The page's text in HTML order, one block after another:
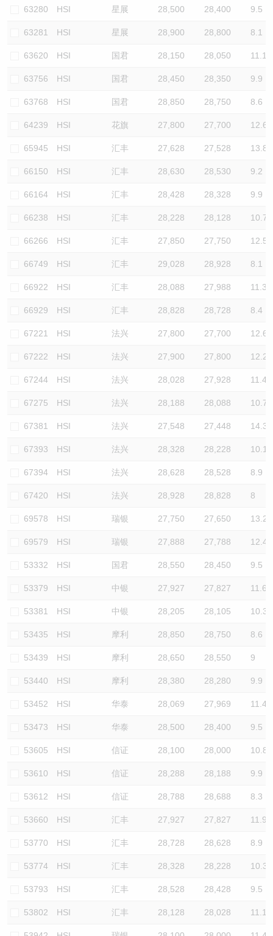
63280 HSI 星展 28,500 28,400 9.5
63281 HSI 星展 28,900 28,800 8.1
63620 HSI 国君 28,150 28,050 11.1
63756 HSI 国君 28,450 28,350 9.9
63768 HSI 国君 28,850 28,750 8.6
64239 HSI 花旗 27,800 27,700 12.6
65945 HSI 汇丰 27,628 27,528 13.8
66150 HSI 汇丰 28,630 28,530 9.2
66164 HSI 汇丰 28,428 28,328 9.9
66238 HSI 汇丰 28,228 28,128 10.7
66266 HSI 汇丰 27,850 27,750 12.5
66749 HSI 汇丰 29,028 28,928 8.1
66922 HSI 汇丰 28,088 27,988 11.3
66929 HSI 汇丰 28,828 28,728 8.4
67221 HSI 法兴 27,800 27,700 12.6
67222 HSI 法兴 27,900 27,800 12.2
67244 HSI 法兴 28,028 27,928 11.4
67275 HSI 法兴 28,188 28,088 10.7
67381 HSI 法兴 27,548 27,448 14.3
67393 HSI 法兴 28,328 28,228 10.1
67394 HSI 法兴 28,628 28,528 8.9
67420 HSI 法兴 28,928 28,828 8
69578 HSI 瑞银 27,750 27,650 13.2
69579 HSI 瑞银 27,888 27,788 12.4
53332 HSI 国君 28,550 28,450 9.5
53379 HSI 中银 27,927 27,827 11.6
53381 HSI 中银 28,205 28,105 10.3
53435 HSI 摩利 28,850 28,750 8.6
53439 HSI 摩利 28,650 28,550 9
53440 HSI 摩利 28,380 28,280 9.9
53452 HSI 华泰 28,069 27,969 11.4
53473 HSI 华泰 28,500 28,400 9.5
53605 HSI 信证 28,100 28,000 10.8
53610 HSI 信证 28,288 28,188 9.9
53612 HSI 信证 28,788 28,688 8.3
53660 HSI 汇丰 27,927 27,827 11.9
53770 HSI 汇丰 28,728 28,628 8.9
53774 HSI 汇丰 28,328 28,228 10.3
53793 HSI 汇丰 28,528 28,428 9.5
53802 HSI 汇丰 28,128 28,028 11.1